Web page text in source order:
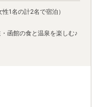
1名の計2名で宿泊）
・函館の食と温泉を楽しむ♪